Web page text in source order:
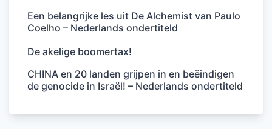
Een belangrijke les uit De Alchemist van Paulo
Coelho – Nederlands ondertiteld
De akelige boomertax!
CHINA en 20 landen grijpen in en beëindigen
de genocide in Israël! – Nederlands ondertiteld